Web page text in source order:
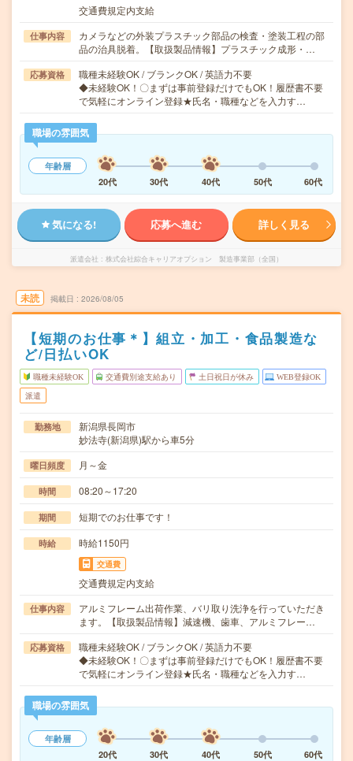
交通費規定内支給
仕事内容
カメラなどの外装プラスチック部品の検査・塗装工程の部
品の治具脱着。【取扱製品情報】プラスチック成形・…
応募資格
職種未経験OK / ブランクOK / 英語力不要
◆未経験OK！〇まずは事前登録だけでもOK！履歴書不要
で気軽にオンライン登録★氏名・職種などを入力す…
職場の雰囲気
年齢層
20代
30代 40代 50代 60代
気になる! 応募へ進む 詳しく見る
派遣会社 株式会社綜合キャリアオプション 製造事業部（全国）
未読 掲載日 2026/08/05
【短期のお仕事＊】組立・加工・食品製造な
ど/日払いOK
職種未経験OK 交通費別途支給あり 土日祝日が休み WEB登録OK
派遣
勤務地
新潟県長岡市
妙法寺(新潟県)駅から車5分
曜日頻度 月～金
時間 08:20～17:20
期間 短期でのお仕事です！
時給 時給1150円
交通費
交通費規定内支給
仕事内容
アルミフレーム出荷作業、バリ取り洗浄を行っていただき
ます。【取扱製品情報】減速機、歯車、アルミフレー…
応募資格
職種未経験OK / ブランクOK / 英語力不要
◆未経験OK！〇まずは事前登録だけでもOK！履歴書不要
で気軽にオンライン登録★氏名・職種などを入力す…
職場の雰囲気
年齢層
20代
30代 40代 50代 60代